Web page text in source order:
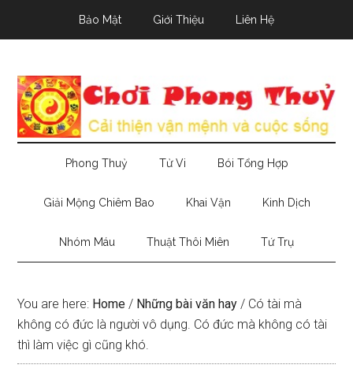
Bảo Mật Giới Thiệu Liên Hệ
Phong Thuỷ Tử Vi Bói Tổng Hợp
Giải Mộng Chiêm Bao Khai Vận Kinh Dịch
Nhóm Máu Thuật Thôi Miên Tứ Trụ
You are here: Home / Những bài văn hay / Có tài mà
không có đức là người vô dụng. Có đức mà không có tài
thì làm việc gì cũng khó.